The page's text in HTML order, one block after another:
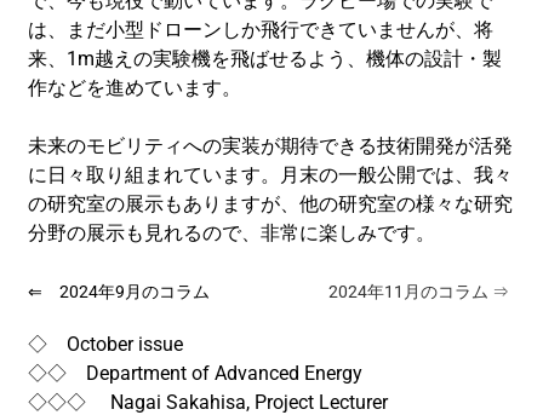
は、
まだ小型ドローンしか飛行できていませんが、将
来、 1m越えの実験機を飛ばせるよう、機体の設計・製
作などを進めています。
未来のモビリティへの実装が期待できる技術開発が活発
に日々取り組まれています。月末の一般公開では、我々
の研究室の展示もありますが、他の研究室の様々な研究
分野の展示も見れるので、非常に楽しみです。
⇐ 2024年9月のコラム 2024年11月のコラム ⇒
◇ October issue
◇◇ Department of Advanced Energy
◇◇◇ Nagai Sakahisa, Project Lecturer